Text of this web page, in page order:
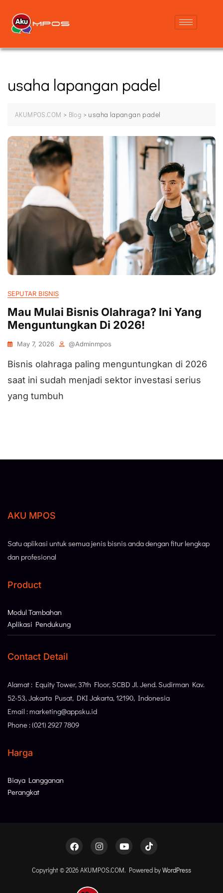
usaha lapangan padel
AKUMPOS.COM > Blog > usaha lapangan padel
SEPUTAR BISNIS
Mau Mulai Bisnis Olahraga? Ini Yang
Menguntungkan Di 2026!
May 7, 2026 @adminmpos
Bisnis olahraga paling menguntungkan di 2026
saat ini sudah menjadi sektor investasi serius
yang tumbuh
AKU MPOS
Satu aplikasi untuk semua jenis bisnis anda dengan fitur lengkap
dan profesional
Product
Modul Tambahan
Aplikasi Pendukung
Contact Detail
Alamat : Equity Tower, 37th Floor, SCBD Jl. Jend. Sudirman Kav.
52-53, Jakarta Pusat, DKI Jakarta, 12190, Indonesia
Email : marketing@appsku.id
Phone : (021) 2927 7809
Harga
Biaya Langganan
Perangkat
Copyright © 2026 AKUMPOS.COM. Powered byWordPress